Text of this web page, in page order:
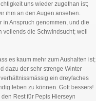
uns wieder zugethan ist;
ihm an den Augen ansehen.
in Anspruch genommen, und die
die Schwindsucht; weil
es kaum mehr zum Aushalten ist;
dazu der sehr strenge Winter
ein dreyfaches
leben zu können. Gott bessers!
Rest für Pepis Hierseyn